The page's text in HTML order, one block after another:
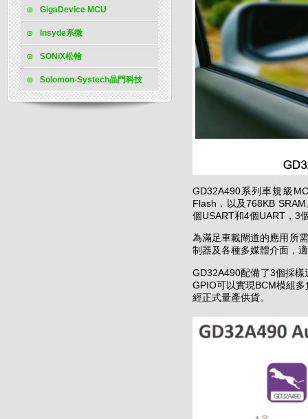
GigaDevice MCU
Insyde系微
SONiX松翰
Solomon-Systech晶門科技
GD32A490系列車規級
Flash ，以及768KB SRAM
個 USART和4個 UART ， 3
為滿足車載閘道的應用所
制器及各種多媒體介面，
GD32A490配備了3個採樣
GPIO可以實現BCM模組多
經正式量產供貨。